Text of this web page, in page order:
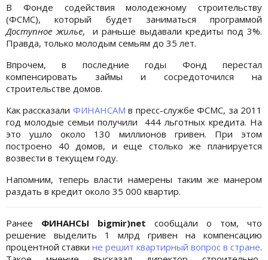
В Фонде содействия молодежному строительству
(ФСМС), который будет заниматься программой
Доступное жилье, и раньше выдавали кредиты под 3%.
Правда, только молодым семьям до 35 лет.
Впрочем, в последние годы Фонд перестал
компенсировать займы и сосредоточился на
строительстве домов.
Как рассказали ФИНАНСАМ в пресс-службе ФСМС, за 2011
год молодые семьи получили 444 льготных кредита. На
это ушло около 130 миллионов гривен. При этом
построено 40 домов, и еще столько же планируется
возвести в текущем году.
Напомним, теперь власти намерены таким же манером
раздать в кредит около 35 000 квартир.
Ранее ФИНАНСЫ bigmir)net сообщали о том, что
решение выделить 1 млрд гривен на компенсацию
процентной ставки не решит квартирный вопрос в стране.